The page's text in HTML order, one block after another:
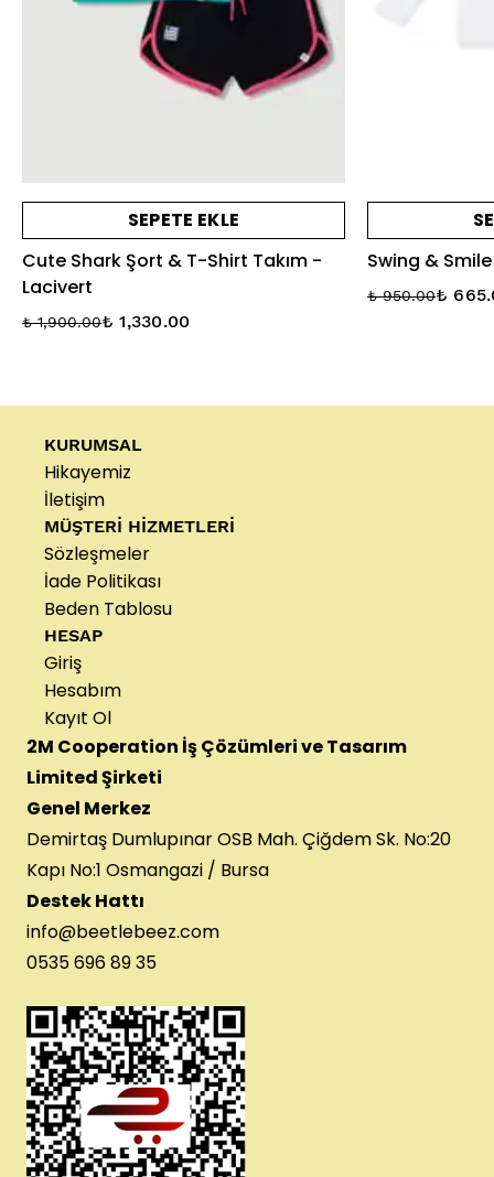
SEPETE EKLE
Cute Shark Şort & T-Shirt Takım -
Lacivert
₺ 1,900.00₺ 1,330.00
Swing &
₺ 950.00₺
KURUMSAL
Hikayemiz
İletişim
MÜŞTERİ HİZMETLERİ
Sözleşmeler
İade Politikası
Beden Tablosu
HESAP
Giriş
Hesabım
Kayıt Ol
2M Cooperation İş Çözümleri ve Tasarım
Limited Şirketi
Genel Merkez
Demirtaş Dumlupınar OSB Mah. Çiğdem Sk. No:20
Kapı No:1 Osmangazi / Bursa
Destek Hattı
info@beetlebeez.com
0535 696 89 35